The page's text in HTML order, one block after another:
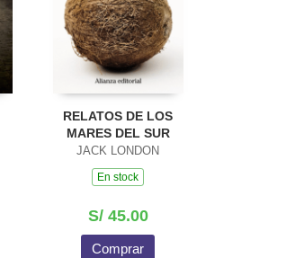
RELATOS DE LOS
MARES DEL SUR
JACK LONDON
En stock
S/ 45.00
Comprar